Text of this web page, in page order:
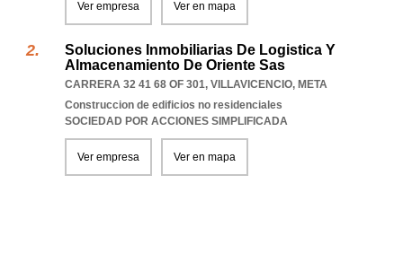
Ver empresa Ver en mapa
Soluciones Inmobiliarias De Logistica Y
Almacenamiento De Oriente Sas
CARRERA 32 41 68 OF 301, VILLAVICENCIO, META
Construccion de edificios no residenciales
SOCIEDAD POR ACCIONES SIMPLIFICADA
Ver empresa Ver en mapa